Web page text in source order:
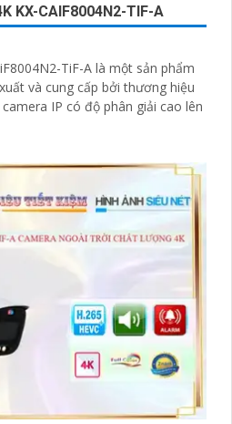
KX-CAIF8004N2-TIF-A
TiF-A là một sản phẩm
và cung cấp bởi thương hiệu